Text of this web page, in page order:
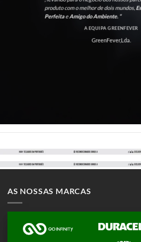
produto com o melhor de dois mundos,
PerfeitaeAmigo do Ambiente. “
A EQUIPA GREENFEVER
GreenFever,Lda.
AS NOSSAS MARCAS